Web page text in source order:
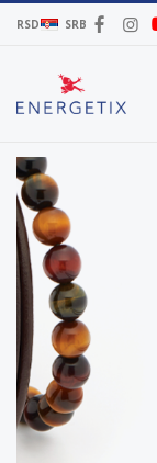
RSD SRB